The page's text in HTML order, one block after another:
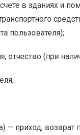
в зданиях
пользователя);
(при
— приход,